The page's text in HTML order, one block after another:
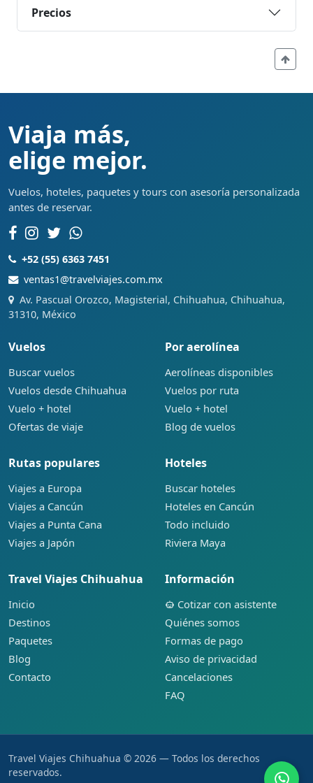
Precios
Viaja más,
elige mejor.
Vuelos, hoteles, paquetes y tours con asesoría personalizada
antes de reservar.
+52 (55) 6363 7451
ventas1@travelviajes.com.mx
Av. Pascual Orozco, Magisterial, Chihuahua, Chihuahua,
31310, México
Vuelos
Buscar vuelos
Vuelos desde Chihuahua
Vuelo + hotel
Ofertas de viaje
Por aerolínea
Aerolíneas disponibles
Vuelos por ruta
Vuelo + hotel
Blog de vuelos
Rutas populares
Viajes a Europa
Viajes a Cancún
Viajes a Punta Cana
Viajes a Japón
Hoteles
Buscar hoteles
Hoteles en Cancún
Todo incluido
Riviera Maya
Travel Viajes Chihuahua
Inicio
Destinos
Paquetes
Blog
Contacto
Información
Cotizar con asistente
Quiénes somos
Formas de pago
Aviso de privacidad
Cancelaciones
FAQ
Travel Viajes Chihuahua © 2026 — Todos los derechos
reservados.